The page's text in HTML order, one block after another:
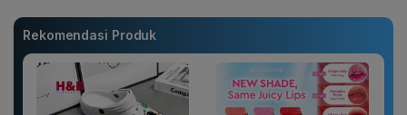
Rekomendasi Produk